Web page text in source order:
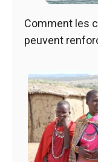
Comment les
peuvent